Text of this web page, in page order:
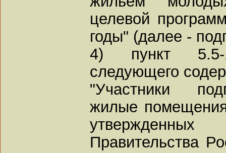
целевой
годы" (далее -
4) пункт 5.5-
следующего
"Участники
жилые
Правительства